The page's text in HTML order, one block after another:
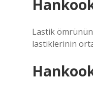
Lastik
lastiklerinin